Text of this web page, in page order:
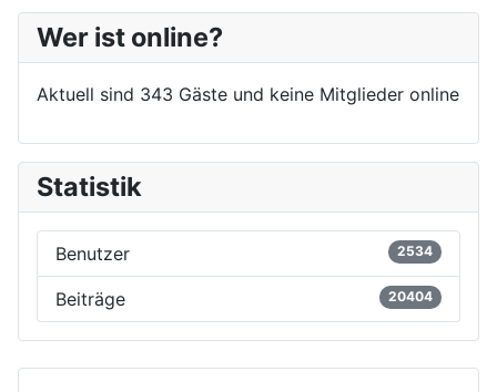
Wer ist online?
Aktuell sind 343 Gäste und keine Mitglieder online
Statistik
Benutzer 2534
Beiträge 20404